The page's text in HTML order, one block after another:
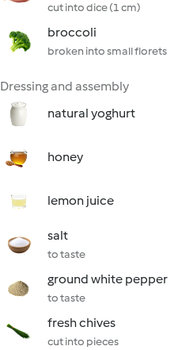
cut into dice (1 cm)
broccoli
broken into small florets
Dressing and assembly
natural yoghurt
honey
lemon juice
salt
to taste
ground white pepper
to taste
fresh chives
cut into pieces